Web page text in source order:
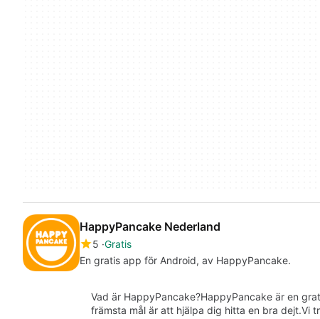
HappyPancake Nederland
5 Gratis
En gratis app för Android, av HappyPancake.
Vad är HappyPancake?HappyPancake är en
främsta mål är att hjälpa dig hitta en bra dejt.Vi